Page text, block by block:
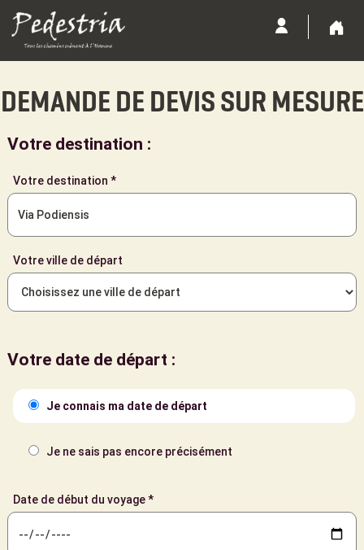
DEMANDE DE DEVIS SUR MESURE
Votre destination :
Votre destination *
Votre ville de départ
Votre date de départ :
Je connais ma date de départ
Je ne sais pas encore précisément
Date de début du voyage *